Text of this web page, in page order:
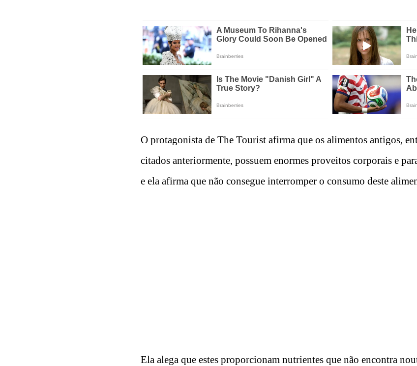
O protagonista de The Tourist afirma que os alimentos antigos,
citados anteriormente, possuem enormes proveitos corporais e
e ela afirma que não consegue interromper o consumo deste
Ela alega que estes proporcionam nutrientes que não encontra